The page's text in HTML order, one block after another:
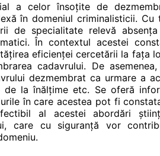
a celor însoțite de
în domeniul criminalisticii. Cu
de specialitate relevă absența
În contextul acestei
eficienței cercetării la fața
cadavrului. De
dezmembrat ca urmare a
de la înălțime etc. Se oferă
în care acestea pot fi
al acestei abordări
care cu siguranță vor